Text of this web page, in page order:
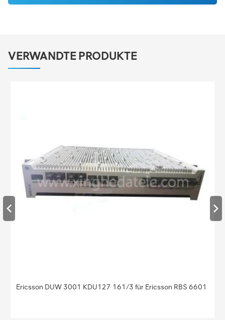
VERWANDTE PRODUKTE
3 für Ericsson RBS 6601
Basisstation BBU Baseband